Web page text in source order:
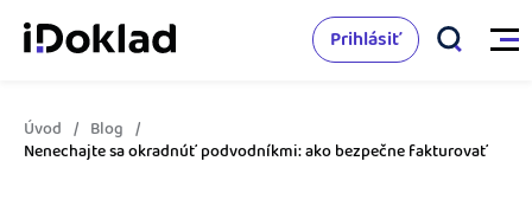
Vlastnosti
Prihlásiť
Úvod
Blog
Nenechajte sa okradnúť podvodníkmi: ako bezpečne fakturovať